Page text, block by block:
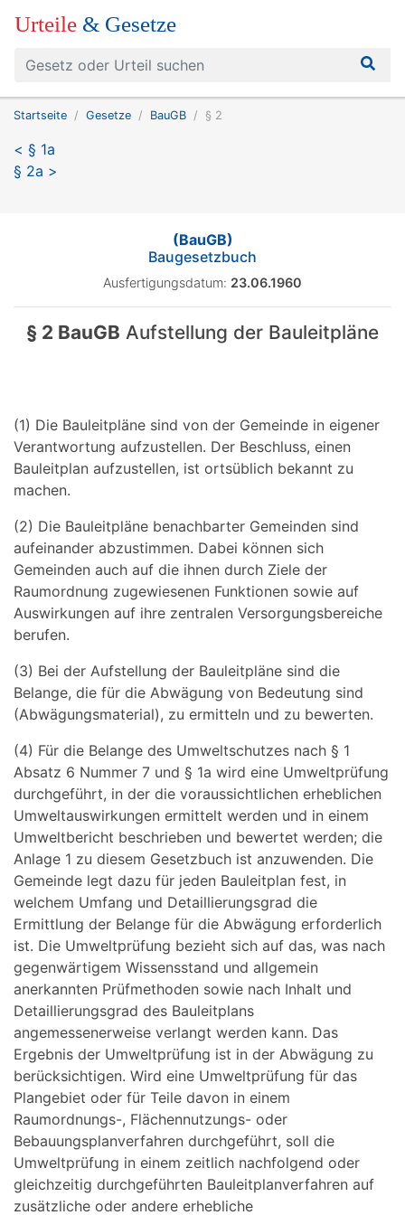
Urteile & Gesetze
Startseite Gesetze BauGB § 2
< § 1a
§ 2a >
(BauGB)
Baugesetzbuch
Ausfertigungsdatum: 23.06.1960
§ 2 BauGB Aufstellung der Bauleitpläne
(1) Die Bauleitpläne sind von der Gemeinde in eigener
Verantwortung aufzustellen. Der Beschluss, einen
Bauleitplan aufzustellen, ist ortsüblich bekannt zu
machen.
(2) Die Bauleitpläne benachbarter Gemeinden sind
aufeinander abzustimmen. Dabei können sich
Gemeinden auch auf die ihnen durch Ziele der
Raumordnung zugewiesenen Funktionen sowie auf
Auswirkungen auf ihre zentralen Versorgungsbereiche
berufen.
(3) Bei der Aufstellung der Bauleitpläne sind die
Belange, die für die Abwägung von Bedeutung sind
(Abwägungsmaterial), zu ermitteln und zu bewerten.
(4) Für die Belange des Umweltschutzes nach § 1
Absatz 6 Nummer 7 und § 1a wird eine Umweltprüfung
durchgeführt, in der die voraussichtlichen erheblichen
Umweltauswirkungen ermittelt werden und in einem
Umweltbericht beschrieben und bewertet werden; die
Anlage 1 zu diesem Gesetzbuch ist anzuwenden. Die
Gemeinde legt dazu für jeden Bauleitplan fest, in
welchem Umfang und Detaillierungsgrad die
Ermittlung der Belange für die Abwägung erforderlich
ist. Die Umweltprüfung bezieht sich auf das, was nach
gegenwärtigem Wissensstand und allgemein
anerkannten Prüfmethoden sowie nach Inhalt und
Detaillierungsgrad des Bauleitplans
angemessenerweise verlangt werden kann. Das
Ergebnis der Umweltprüfung ist in der Abwägung zu
berücksichtigen. Wird eine Umweltprüfung für das
Plangebiet oder für Teile davon in einem
Raumordnungs-, Flächennutzungs- oder
Bebauungsplanverfahren durchgeführt, soll die
Umweltprüfung in einem zeitlich nachfolgend oder
gleichzeitig durchgeführten Bauleitplanverfahren auf
zusätzliche oder andere erhebliche